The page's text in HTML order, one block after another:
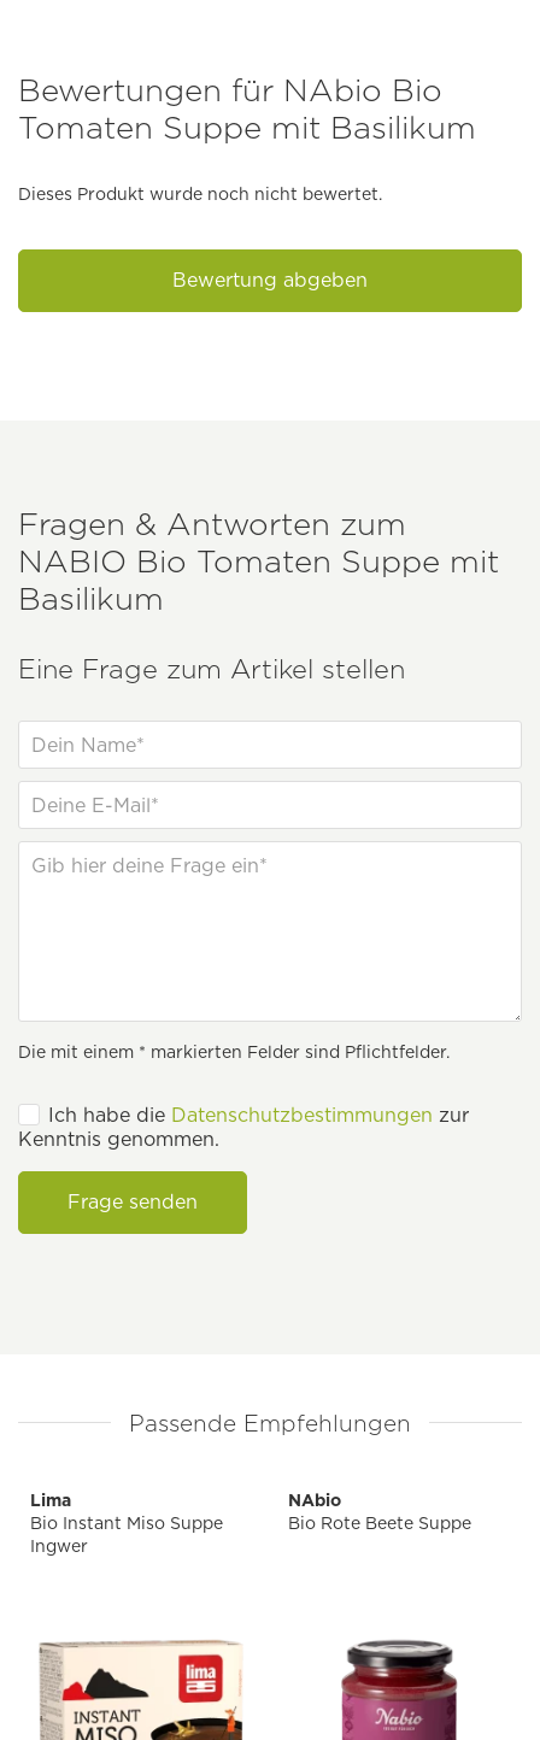
Bewertungen für NAbio Bio
Tomaten Suppe mit Basilikum
Dieses Produkt wurde noch nicht bewertet.
Bewertung abgeben
Fragen & Antworten zum
NABIO Bio Tomaten Suppe mit
Basilikum
Eine Frage zum Artikel stellen
Die mit einem * markierten Felder sind Pflichtfelder.
Ich habe die Datenschutzbestimmungen zur
Kenntnis genommen.
Frage senden
Passende Empfehlungen
Lima
Bio Instant Miso Suppe
Ingwer
NAbio
Bio Rote Beete Suppe